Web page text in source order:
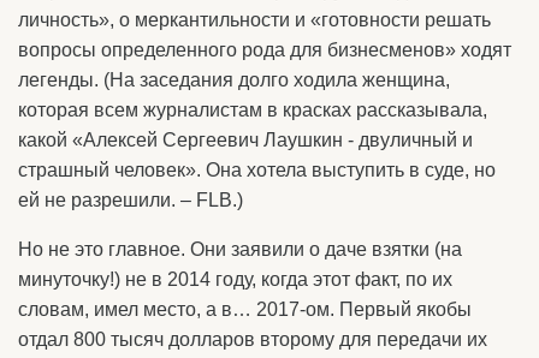
личность», о меркантильности и «готовности решать
вопросы определенного рода для бизнесменов» ходят
легенды. (На заседания долго ходила женщина,
которая всем журналистам в красках рассказывала,
какой «Алексей Сергеевич Лаушкин - двуличный и
страшный человек». Она хотела выступить в суде, но
ей не разрешили. – FLB.)
Но не это главное. Они заявили о даче взятки (на
минуточку!) не в 2014 году, когда этот факт, по их
словам, имел место, а в… 2017-ом. Первый якобы
отдал 800 тысяч долларов второму для передачи их